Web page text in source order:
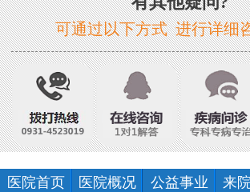
可通过以下方式 进行详细
医院首页 医院概况 公益事业 来